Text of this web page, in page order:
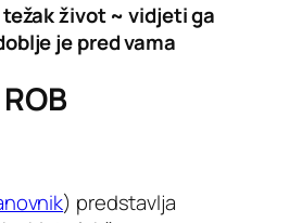
težak život ~ vidjeti ga
je pred vama
ROB
) predstavlja